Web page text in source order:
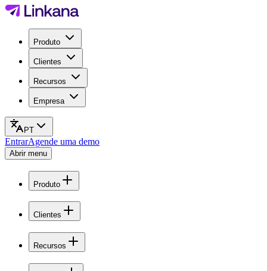
Produto
Clientes
Recursos
Empresa
PT
EntrarAgende uma demo
Abrir menu
Produto
Clientes
Recursos